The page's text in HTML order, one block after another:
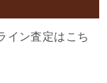
イン査定はこち